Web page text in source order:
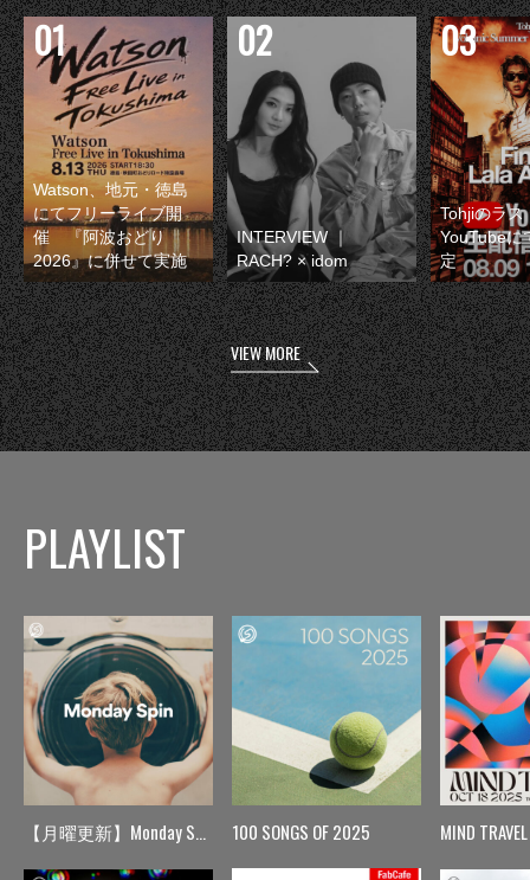
Watson、地元・徳島
にてフリーライブ開
催 『阿波おどり
2026』に併せて実施
INTERVIEW ｜
RACH? × idom
Tohjiのラス
YouTubeに
定
VIEW MORE
PLAYLIST
【月曜更新】Monday Spin 100 SONGS OF 2025 MIND TRAVEL